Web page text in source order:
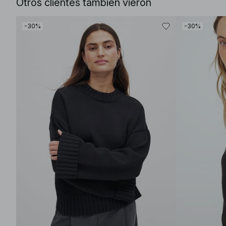
Otros clientes también vieron
-30% -30%